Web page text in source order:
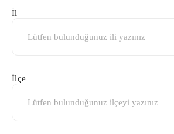
İl
İlçe